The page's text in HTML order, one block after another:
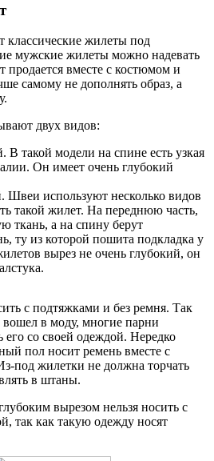
жилеты под
мужские жилеты можно надевать
продается вместе с костюмом и
самому не дополнять образ, а
двух видов:
такой модели на спине есть узкая
Он имеет очень глубокий
Швеи используют несколько видов
такой жилет. На переднюю часть,
ткань, а на спину берут
ту из которой пошита подкладка у
вырез не очень глубокий, он
с подтяжками и без ремня. Так
вошел в моду, многие парни
со своей одеждой. Нередко
пол носит ремень вместе с
под жилетки не должна торчать
в штаны.
вырезом нельзя носить с
так как такую одежду носят